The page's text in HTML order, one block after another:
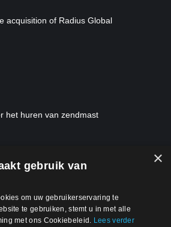
acquisition of Radius Global
het huren van zendmast
×
gebruik van
om uw gebruikerservaring te
te gebruiken, stemt u in met alle
met ons Cookiebeleid. Lees verder